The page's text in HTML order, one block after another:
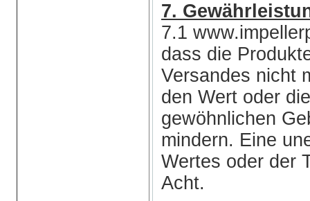
7.
7.1
dass die
Versandes nicht
den Wert oder
gewöhnlichen
mindern. Eine
Wertes oder der
Acht.